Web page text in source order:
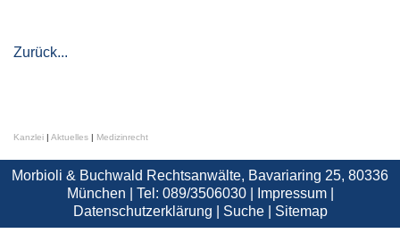
Zurück...
Kanzlei | Aktuelles | Medizinrecht
Morbioli & Buchwald Rechtsanwälte, Bavariaring 25, 80336
München | Tel: 089/3506030 |
Impressum|
Datenschutzerklärung
Suche| Sitemap